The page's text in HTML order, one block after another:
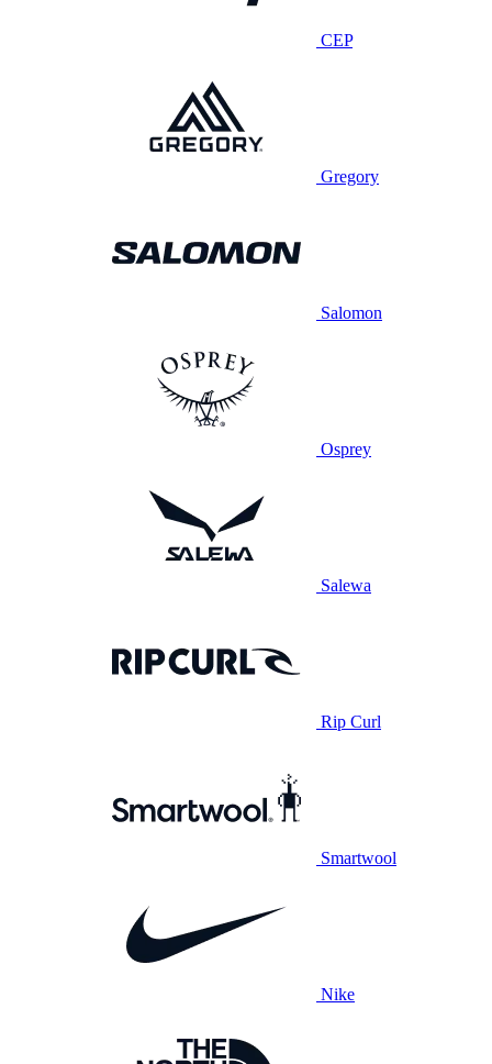
CEP
Gregory
Salomon
Osprey
Salewa
Rip Curl
Smartwool
Nike